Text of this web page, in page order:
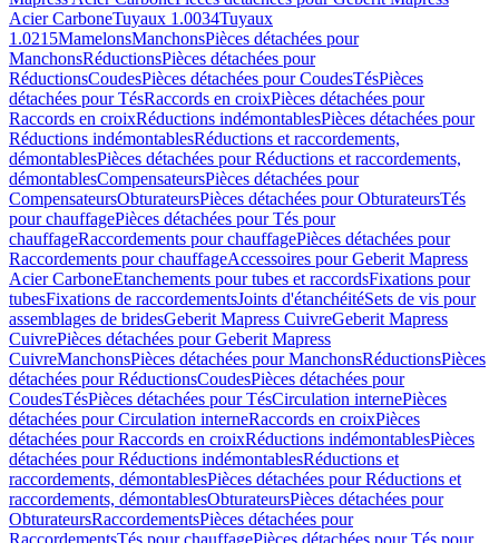
Acier CarboneTuyaux 1.0034Tuyaux
1.0215MamelonsManchonsPièces détachées pour
ManchonsRéductionsPièces détachées pour
RéductionsCoudesPièces détachées pour CoudesTésPièces
détachées pour TésRaccords en croixPièces détachées pour
Raccords en croixRéductions indémontablesPièces détachées pour
Réductions indémontablesRéductions et raccordements,
démontablesPièces détachées pour Réductions et raccordements,
démontablesCompensateursPièces détachées pour
CompensateursObturateursPièces détachées pour ObturateursTés
pour chauffagePièces détachées pour Tés pour
chauffageRaccordements pour chauffagePièces détachées pour
Raccordements pour chauffageAccessoires pour Geberit Mapress
Acier CarboneEtanchements pour tubes et raccordsFixations pour
tubesFixations de raccordementsJoints d'étanchéitéSets de vis pour
assemblages de bridesGeberit Mapress CuivreGeberit Mapress
CuivrePièces détachées pour Geberit Mapress
CuivreManchonsPièces détachées pour ManchonsRéductionsPièces
détachées pour RéductionsCoudesPièces détachées pour
CoudesTésPièces détachées pour TésCirculation internePièces
détachées pour Circulation interneRaccords en croixPièces
détachées pour Raccords en croixRéductions indémontablesPièces
détachées pour Réductions indémontablesRéductions et
raccordements, démontablesPièces détachées pour Réductions et
raccordements, démontablesObturateursPièces détachées pour
ObturateursRaccordementsPièces détachées pour
RaccordementsTés pour chauffagePièces détachées pour Tés pour